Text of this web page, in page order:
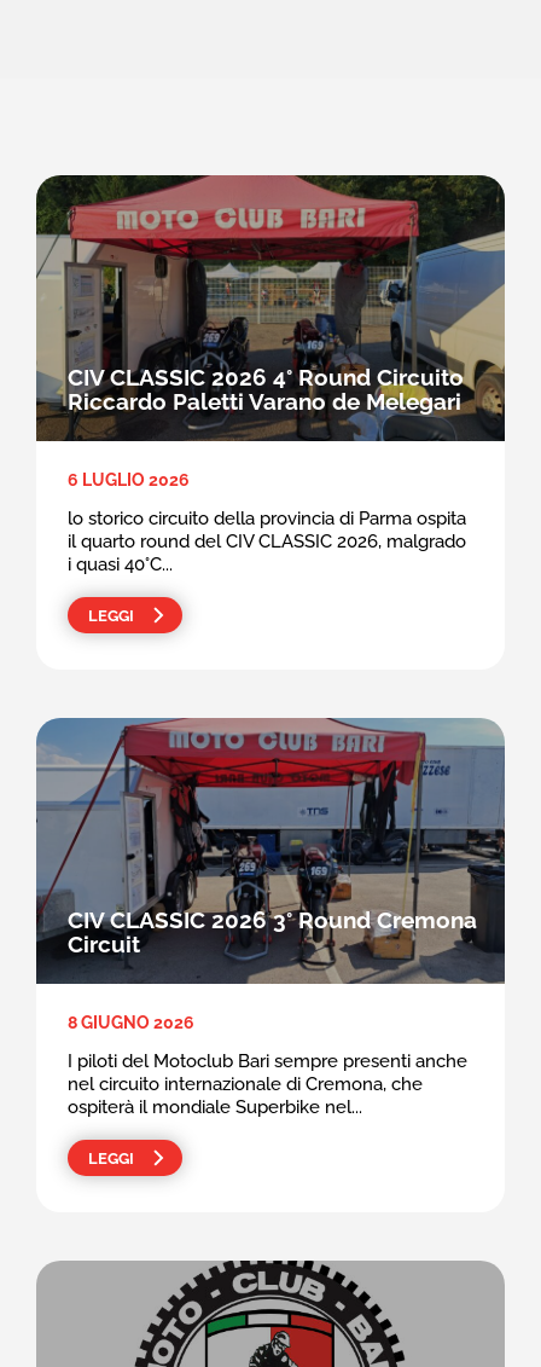
CIV CLASSIC 2026 4° Round Circuito
Riccardo Paletti Varano de Melegari
6 LUGLIO 2026
lo storico circuito della provincia di Parma ospita
il quarto round del CIV CLASSIC 2026, malgrado
i quasi 40°C...
LEGGI
CIV CLASSIC 2026 3° Round Cremona
Circuit
8 GIUGNO 2026
I piloti del Motoclub Bari sempre presenti anche
nel circuito internazionale di Cremona, che
ospiterà il mondiale Superbike nel...
LEGGI